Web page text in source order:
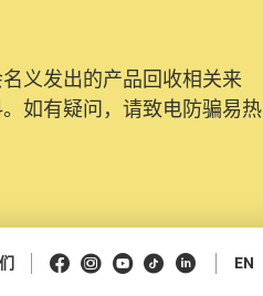
义发出的产品回收相关来
如有疑问，请致电防骗易热
。由2025年11月10日起，
诉、查询及建议。所有提交
Facebook
Instagram
Youtube
抖音领英 EN